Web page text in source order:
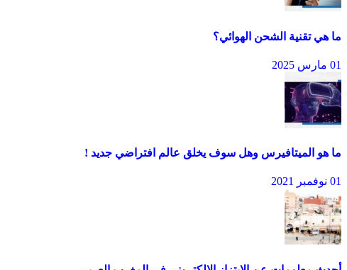
ما هي تقنية الشحن الهوائي؟
01 مارس 2025
ما هو الميتافيرس وهل سوف يخلق عالم افتراضي جديد !
01 نوفمبر 2021